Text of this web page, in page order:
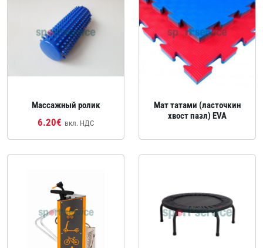
Массажный ролик
6.20€ вкл. НДС
Мат татами (ласточкин
хвост пазл) EVA